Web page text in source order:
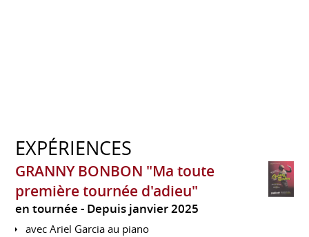
EXPÉRIENCES
GRANNY BONBON "Ma toute
première tournée d'adieu"
en tournée Depuis janvier 2025
avec Ariel Garcia au piano